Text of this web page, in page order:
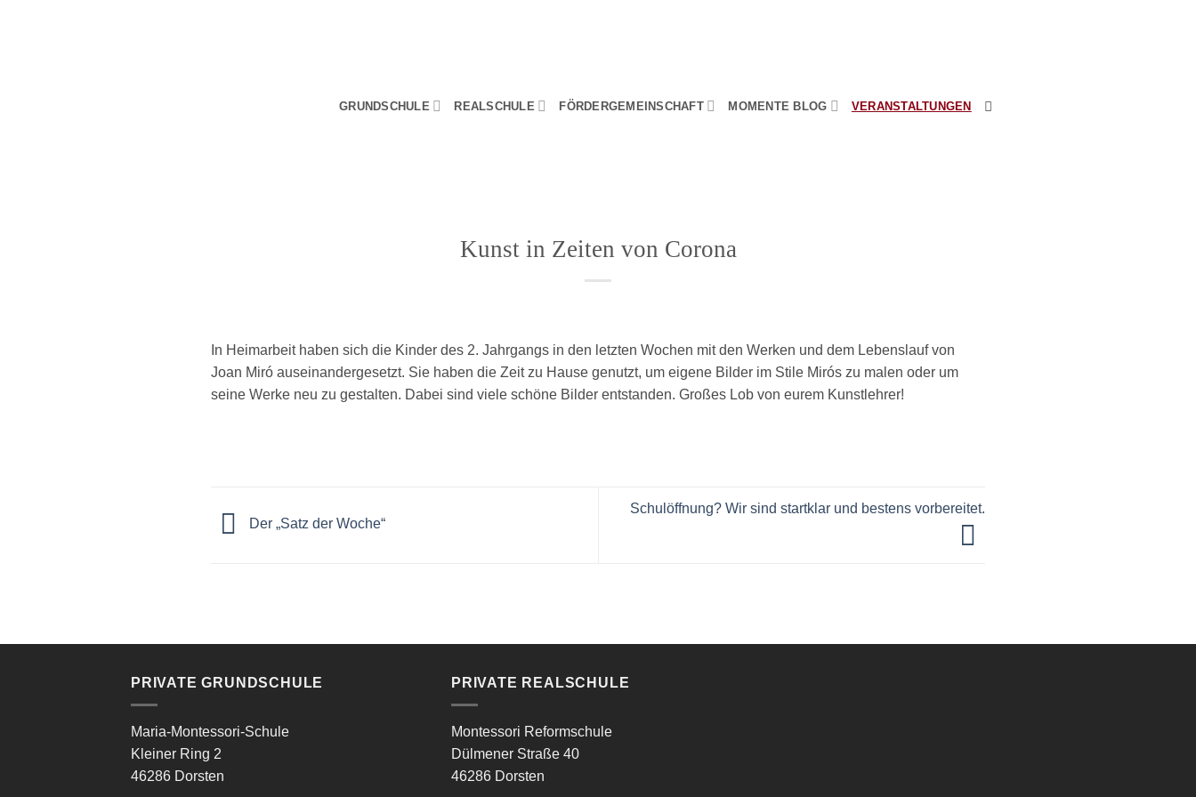
GRUNDSCHULE REALSCHULE FÖRDERGEMEINSCHAFT MOMENTE BLOG VERANSTALTUNGEN
Kunst in Zeiten von Corona
In Heimarbeit haben sich die Kinder des 2. Jahrgangs in den letzten Wochen mit den Werken und dem Lebenslauf von
Joan Miró auseinandergesetzt. Sie haben die Zeit zu Hause genutzt, um eigene Bilder im Stile Mirós zu malen oder um
seine Werke neu zu gestalten. Dabei sind viele schöne Bilder entstanden. Großes Lob von eurem Kunstlehrer!
Der „Satz der Woche“
Schulöffnung? Wir sind startklar und bestens vorbereitet.
PRIVATE GRUNDSCHULE
Maria-Montessori-Schule
Kleiner Ring 2
46286 Dorsten
PRIVATE REALSCHULE
Montessori Reformschule
Dülmener Straße 40
46286 Dorsten